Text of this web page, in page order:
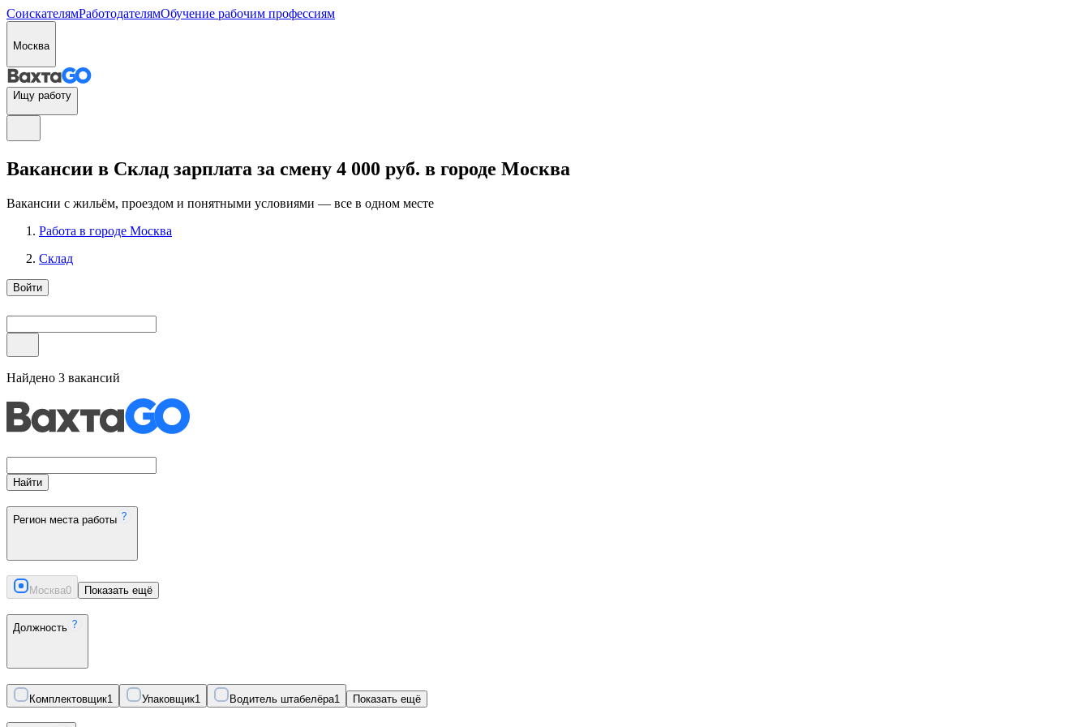
СоискателямРаботодателямОбучение рабочим профессиям
Москва
Ищу работу
Вакансии в Склад зарплата за смену 4 000 руб. в городе Москва
Вакансии с жильём, проездом и понятными условиями — все в одном месте
Работа в городе Москва
Склад
Войти
Найдено 3 вакансий
Найти
Регион места работы
Москва0 Показать ещё
Должность
Комплектовщик1 Упаковщик1 Водитель штабелёра1 Показать ещё